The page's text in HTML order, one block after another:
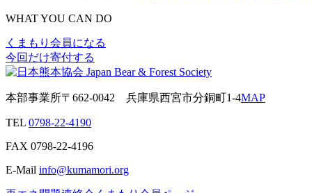
WHAT YOU CAN DO
くまもり会員になる
今回だけ寄付する
本部事業所〒662-0042 兵庫県西宮市分銅町1-4MAP
TEL 0798-22-4190
FAX 0798-22-4196
E-Mail info@kumamori.org